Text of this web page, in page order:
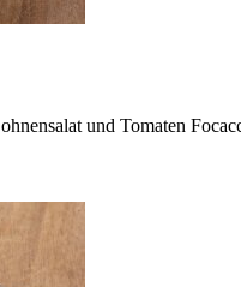
und Tomaten